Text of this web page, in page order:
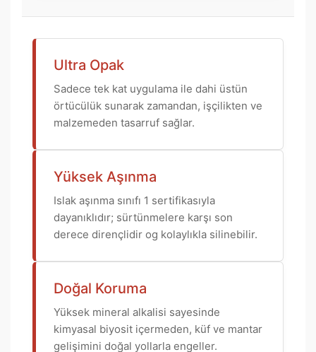
Ultra Opak
Sadece tek kat uygulama ile dahi üstün
örtücülük sunarak zamandan, işçilikten ve
malzemeden tasarruf sağlar.
Yüksek Aşınma
Islak aşınma sınıfı 1 sertifikasıyla
dayanıklıdır; sürtünmelere karşı son
derece dirençlidir og kolaylıkla silinebilir.
Doğal Koruma
Yüksek mineral alkalisi sayesinde
kimyasal biyosit içermeden, küf ve mantar
gelişimini doğal yollarla engeller.